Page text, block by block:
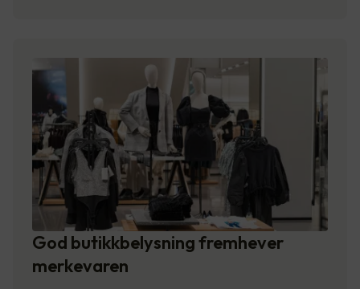
God butikkbelysning fremhever
merkevaren